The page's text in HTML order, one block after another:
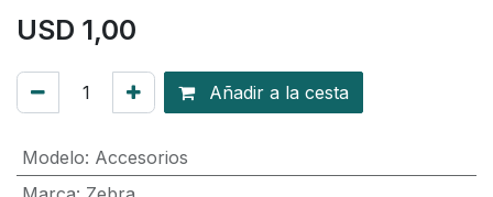
USD 1,00
Añadir a la cesta
Modelo: Accesorios